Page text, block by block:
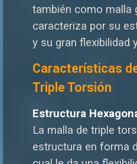
también como malla
caracteriza por su
y su gran flexibilidad
Características
Triple Torsión
Estructura
La malla de triple
estructura en forma